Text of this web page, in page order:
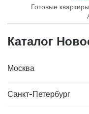
Готовые
Каталог
Москва
Санкт-Петербург